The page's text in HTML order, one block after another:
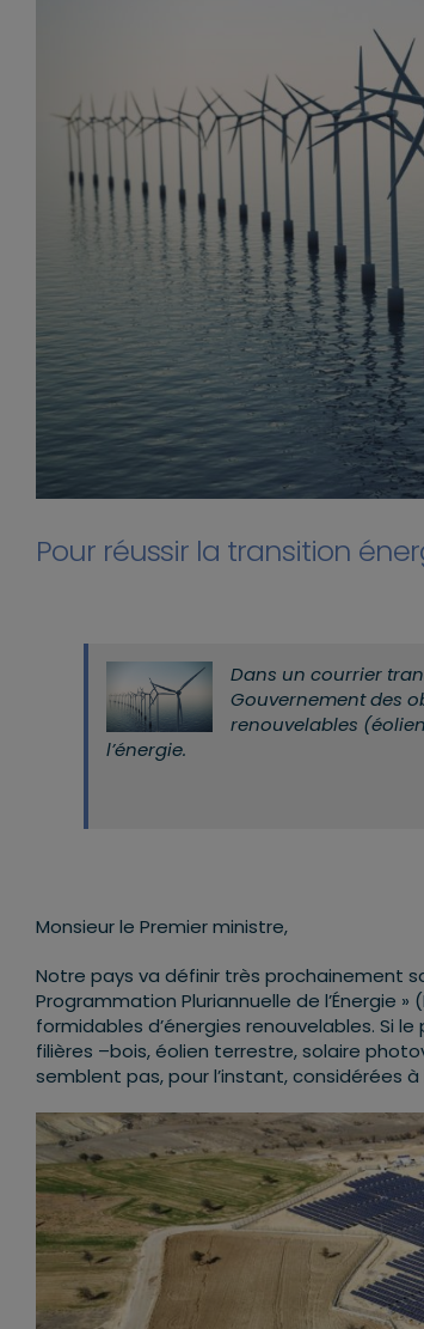
Pour réussir la transition
Dans un courrier
Gouvernement des
renouvelables
l’énergie.
Monsieur le Premier ministre,
Notre pays va définir très prochainement
Programmation Pluriannuelle de l’Énergie
formidables d’énergies renouvelables. Si
filières –bois, éolien terrestre, solaire
semblent pas, pour l’instant, considérées